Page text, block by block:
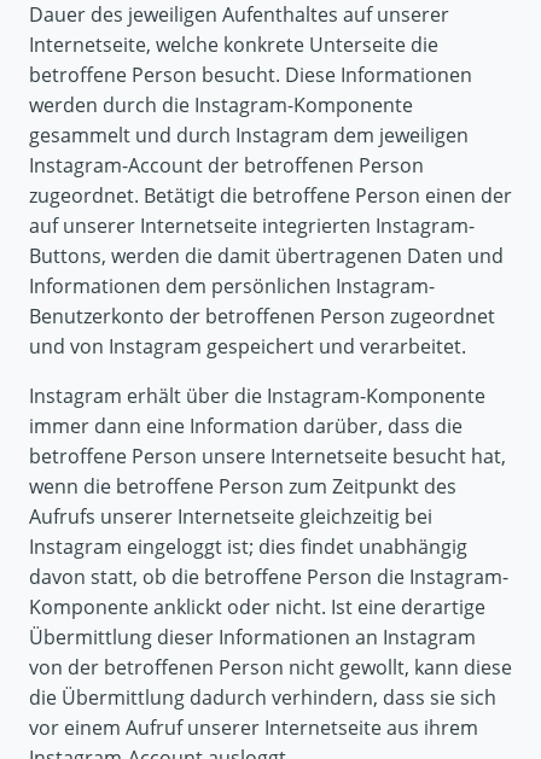
Dauer des jeweiligen Aufenthaltes auf unserer
Internetseite, welche konkrete Unterseite die
betroffene Person besucht. Diese Informationen
werden durch die Instagram-Komponente
gesammelt und durch Instagram dem jeweiligen
Instagram-Account der betroffenen Person
zugeordnet. Betätigt die betroffene Person einen der
auf unserer Internetseite integrierten Instagram-
Buttons, werden die damit übertragenen Daten und
Informationen dem persönlichen Instagram-
Benutzerkonto der betroffenen Person zugeordnet
und von Instagram gespeichert und verarbeitet.
Instagram erhält über die Instagram-Komponente
immer dann eine Information darüber, dass die
betroffene Person unsere Internetseite besucht hat,
wenn die betroffene Person zum Zeitpunkt des
Aufrufs unserer Internetseite gleichzeitig bei
Instagram eingeloggt ist; dies findet unabhängig
davon statt, ob die betroffene Person die Instagram-
Komponente anklickt oder nicht. Ist eine derartige
Übermittlung dieser Informationen an Instagram
von der betroffenen Person nicht gewollt, kann diese
die Übermittlung dadurch verhindern, dass sie sich
vor einem Aufruf unserer Internetseite aus ihrem